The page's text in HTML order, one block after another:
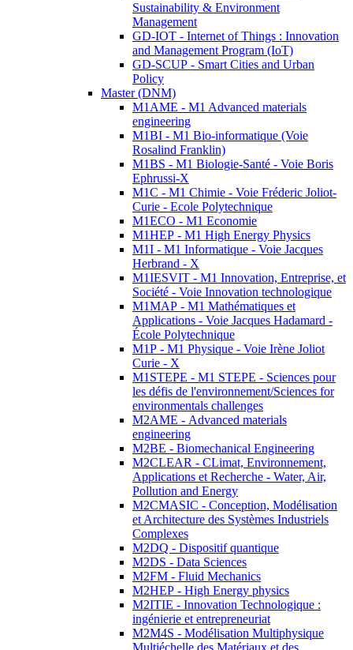
Sustainability & Environment
Management
GD-IOT - Internet of Things : Innovation
and Management Program (IoT)
GD-SCUP - Smart Cities and Urban
Policy
Master (DNM)
M1AME - M1 Advanced materials
engineering
M1BI - M1 Bio-informatique (Voie
Rosalind Franklin)
M1BS - M1 Biologie-Santé - Voie Boris
Ephrussi-X
M1C - M1 Chimie - Voie Fréderic Joliot-
Curie - Ecole Polytechnique
M1ECO - M1 Economie
M1HEP - M1 High Energy Physics
M1I - M1 Informatique - Voie Jacques
Herbrand - X
M1IESVIT - M1 Innovation, Entreprise, et
Société - Voie Innovation technologique
M1MAP - M1 Mathématiques et
Applications - Voie Jacques Hadamard -
École Polytechnique
M1P - M1 Physique - Voie Irène Joliot
Curie - X
M1STEPE - M1 STEPE - Sciences pour
les défis de l'environnement/Sciences for
environmentals challenges
M2AME - Advanced materials
engineering
M2BE - Biomechanical Engineering
M2CLEAR - CLimat, Environnement,
Applications et Recherche - Water, Air,
Pollution and Energy
M2CMASIC - Conception, Modélisation
et Architecture des Systèmes Industriels
Complexes
M2DQ - Dispositif quantique
M2DS - Data Sciences
M2FM - Fluid Mechanics
M2HEP - High Energy physics
M2ITIE - Innovation Technologique :
ingénierie et entrepreneuriat
M2M4S - Modélisation Multiphysique
Multiéchelle des Matériaux et des